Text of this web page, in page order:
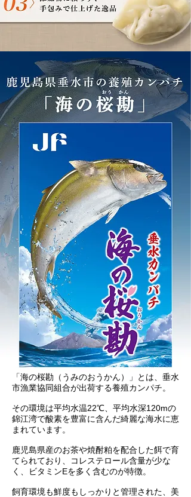
「海の桜勘（うみのおうかん）」とは、垂水
市漁業協同組合が出荷する養殖カンパチ。
その環境は平均水温22℃、平均水深120mの
錦江湾で酸素を豊富に含んだ綺麗な海水に恵
まれています。
鹿児島県産のお茶や焼酎粕を配合した餌で育
てられており、コレステロール含量が少な
く、ビタミンEを多く含むのが特徴。
飼育環境も鮮度もしっかりと管理された、美